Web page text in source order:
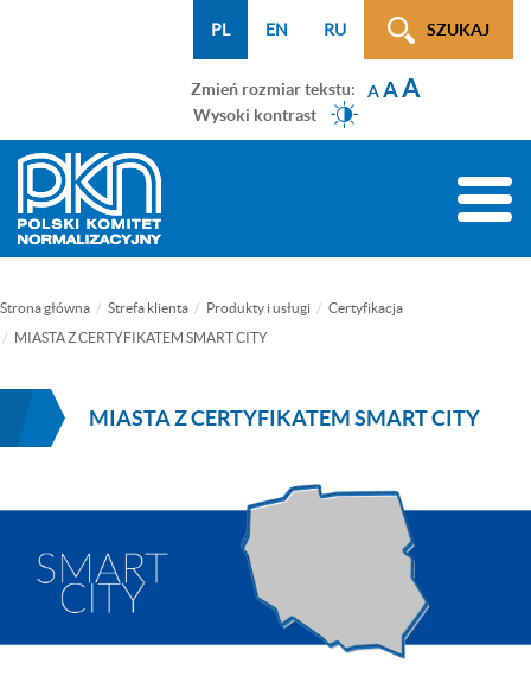
(tylko
na
podstronach)
SZUKAJ
PL EN RU
Zmień rozmiar tekstu: AAA
Wysoki kontrast
Toggle
Strona główna Strefa klienta Produkty i usługi
Certyfikacja
MIASTA Z CERTYFIKATEM SMART CITY
MIASTA Z CERTYFIKATEM SMART CITY